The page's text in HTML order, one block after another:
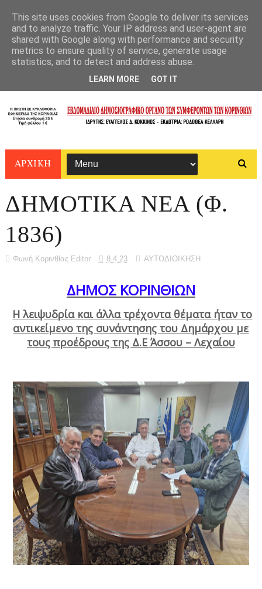
ΑΡΧΙΚΗ
ΔΗΜΟΤΙΚΑ ΝΕΑ (Φ.
1836)
Φωνή Κορινθίας Editor 8.4.23 ΑΥΤΟΔΙΟΙΚΗΣΗ
ΔΗΜΟΣ ΚΟΡΙΝΘΙΩΝ
Η λειψυδρία και άλλα τρέχοντα θέματα ήταν το
αντικείμενο της συνάντησης του Δημάρχου με
τους προέδρους της Δ.Ε Άσσου – Λεχαίου
This site uses cookies from Google to deliver its services
and to analyze traffic. Your IP address and user-agent are
shared with Google along with performance and security
metrics to ensure quality of service, generate usage
statistics, and to detect and address abuse.
LEARN MORE GOT IT